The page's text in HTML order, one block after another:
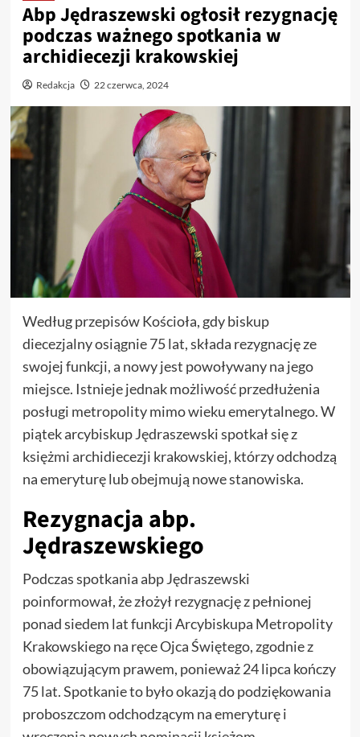
Abp Jędraszewski ogłosił rezygnację
podczas ważnego spotkania w
archidiecezji krakowskiej
Redakcja 22 czerwca, 2024
Według przepisów Kościoła, gdy biskup
diecezjalny osiągnie 75 lat, składa rezygnację ze
swojej funkcji, a nowy jest powoływany na jego
miejsce. Istnieje jednak możliwość przedłużenia
posługi metropolity mimo wieku emerytalnego. W
piątek arcybiskup Jędraszewski spotkał się z
księżmi archidiecezji krakowskiej, którzy odchodzą
na emeryturę lub obejmują nowe stanowiska.
Rezygnacja abp.
Jędraszewskiego
Podczas spotkania abp Jędraszewski
poinformował, że złożył rezygnację z pełnionej
ponad siedem lat funkcji Arcybiskupa Metropolity
Krakowskiego na ręce Ojca Świętego, zgodnie z
obowiązującym prawem, ponieważ 24 lipca kończy
75 lat. Spotkanie to było okazją do podziękowania
proboszczom odchodzącym na emeryturę i